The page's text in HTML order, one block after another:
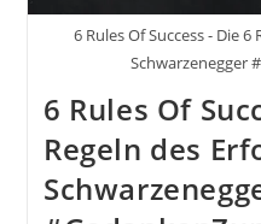
6 Rules Of Success - Die
Schwarzenegger
6 Rules Of
Regeln des